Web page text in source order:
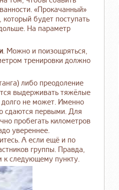
«Прокачанный»
будет поступать
На параметр
. Можно и поизощряться,
тренировки должно
либо преодоление
выдерживать тяжёлые
долго не может. Именно
сдаются первыми. Для
пробегать километров
увереннее.
А если ещё и по
группы. Правда,
к следующему пункту.